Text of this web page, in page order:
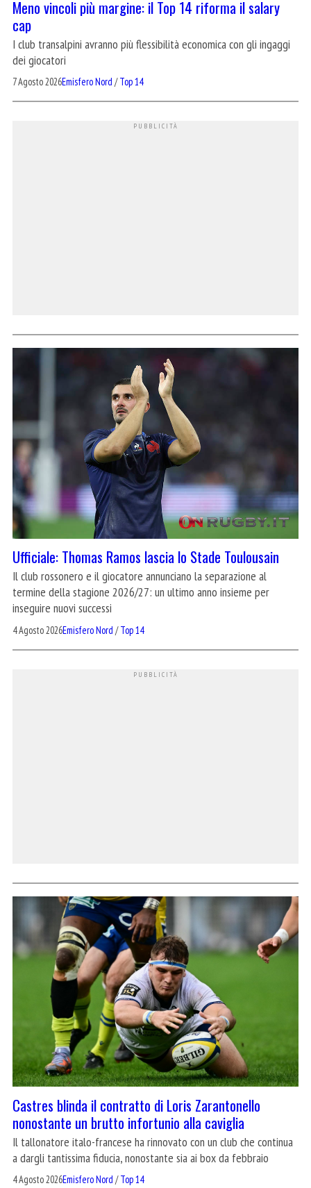
Meno vincoli più margine: il Top 14 riforma il salary
cap
I club transalpini avranno più flessibilità economica con gli ingaggi
dei giocatori
7 Agosto 2026Emisfero Nord /Top 14
Ufficiale: Thomas Ramos lascia lo Stade Toulousain
Il club rossonero e il giocatore annunciano la separazione al
termine della stagione 2026/27: un ultimo anno insieme per
inseguire nuovi successi
4 Agosto 2026Emisfero Nord /Top 14
Castres blinda il contratto di Loris Zarantonello
nonostante un brutto infortunio alla caviglia
Il tallonatore italo-francese ha rinnovato con un club che continua
a dargli tantissima fiducia, nonostante sia ai box da febbraio
4 Agosto 2026Emisfero Nord /Top 14